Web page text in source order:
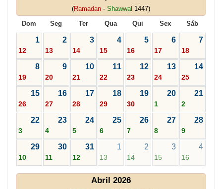
(Ramadan - Shawwal 1447)
Dom Seg Ter Qua Qui Sex Sáb
1
12
2
13
3
14
4
15
5
16
6
17
7
18
8
19
9
20
10
21
11
22
12
23
13
24
14
25
15
26
16
27
17
28
18
29
19
30
20
1
21
2
22
3
23
4
24
5
25
6
26
7
27
8
28
9
29
10
30
11
31
12
1
13
2
14
3
15
4
16
Abril 2026